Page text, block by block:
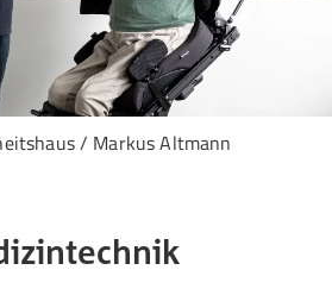
/ Markus Altmann